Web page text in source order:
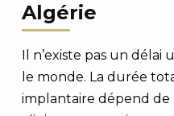
Algérie
Il n’existe pas un
le monde. La durée
implantaire dépend de